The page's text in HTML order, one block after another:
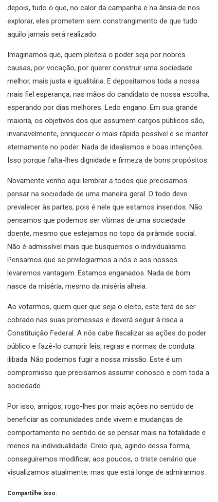
depois, tudo o que, no calor da campanha e na ânsia de nos
explorar, eles prometem sem constrangimento de que tudo
aquilo jamais será realizado.
Imaginamos que, quem pleiteia o poder seja por nobres
causas, por vocação, por querer construir uma sociedade
melhor, mais justa e igualitária. E depositamos toda a nossa
mais fiel esperança, nas mãos do candidato de nossa escolha,
esperando por dias melhores. Ledo engano. Em sua grande
maioria, os objetivos dos que assumem cargos públicos são,
invariavelmente, enriquecer o mais rápido possível e se manter
eternamente no poder. Nada de idealismos e boas intenções.
Isso porque falta-lhes dignidade e firmeza de bons propósitos.
Novamente venho aqui lembrar a todos que precisamos
pensar na sociedade de uma maneira geral. O todo deve
prevalecer às partes, pois é nele que estamos inseridos. Não
pensamos que podemos ser vítimas de uma sociedade
doente, mesmo que estejamos no topo da pirâmide social.
Não é admissível mais que busquemos o individualismo.
Pensamos que se privilegiarmos a nós e aos nossos
levaremos vantagem. Estamos enganados. Nada de bom
nasce da miséria, mesmo da miséria alheia.
Ao votarmos, quem quer que seja o eleito, este terá de ser
cobrado nas suas promessas e deverá seguir à risca a
Constituição Federal. A nós cabe fiscalizar as ações do poder
público e fazê-lo cumprir leis, regras e normas de conduta
ilibada. Não podemos fugir a nossa missão. Este é um
compromisso que precisamos assumir conosco e com toda a
sociedade.
Por isso, amigos, rogo-lhes por mais ações no sentido de
beneficiar as comunidades onde vivem e mudanças de
comportamento no sentido de se pensar mais na totalidade e
menos na individualidade. Creio que, agindo dessa forma,
conseguiremos modificar, aos poucos, o triste cenário que
visualizamos atualmente, mas que está longe de admirarmos.
Compartilhe isso: